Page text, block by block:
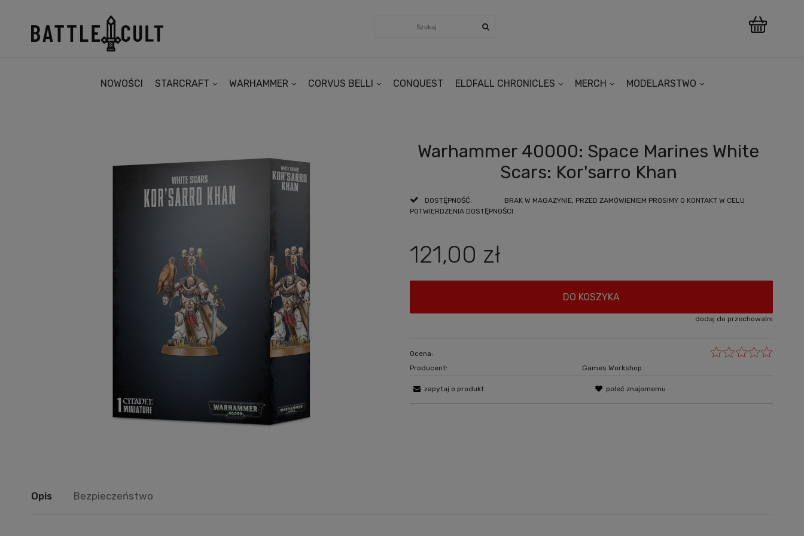
NOWOŚCI STARCRAFT WARHAMMER CORVUS BELLI CONQUEST ELDFALL CHRONICLES MERCH MODELARSTWO
Warhammer 40000: Space Marines White
Scars: Kor'sarro Khan
DOSTĘPNOŚĆ:
BRAK W MAGAZYNIE, PRZED ZAMÓWIENIEM PROSIMY O KONTAKT W CELU
POTWIERDZENIA DOSTĘPNOŚCI
121,00 zł
DO KOSZYKA
dodaj do przechowalni
Ocena:
Producent:
Games Workshop
zapytaj o produkt poleć znajomemu
Opis Bezpieczeństwo